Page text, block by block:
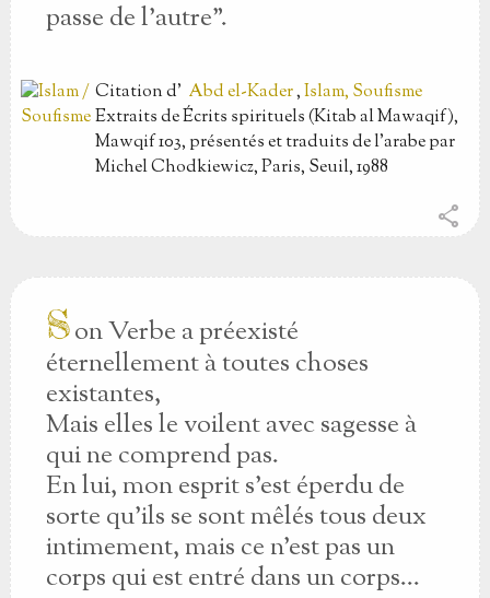
passe de l'autre".
Citationd' Abd el-Kader,Islam, Soufisme
Extraits de Écrits spirituels (Kitab al Mawaqif),
Mawqif 103, présentés et traduits de l'arabe par
Michel Chodkiewicz, Paris, Seuil, 1988
share
Son Verbe a préexisté
éternellement à toutes choses
existantes,
Mais elles le voilent avec sagesse à
qui ne comprend pas.
En lui, mon esprit s'est éperdu de
sorte qu'ils se sont mêlés tous deux
intimement, mais ce n'est pas un
corps qui est entré dans un corps…